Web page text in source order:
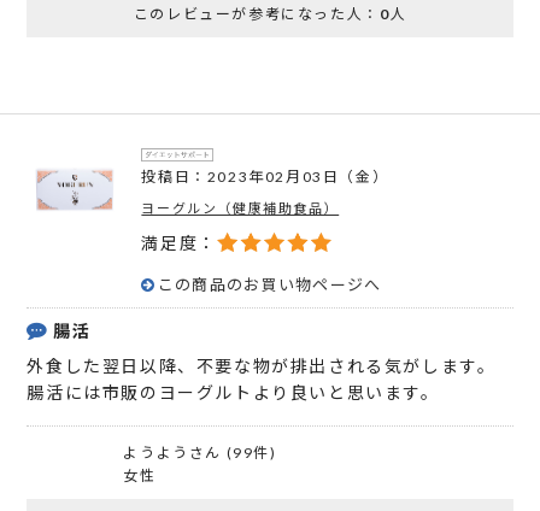
このレビューが参考になった人： 0人
投稿日：2023年02月03日（金）
ヨーグルン（健康補助食品）
満足度：
この商品のお買い物ページへ
腸活
外食した翌日以降、不要な物が排出される気がします。
腸活には市販のヨーグルトより良いと思います。
ようようさん (99件)
女性